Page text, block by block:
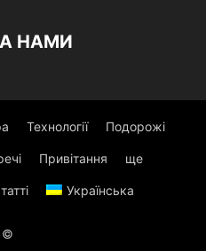
НАМИ
Технології Подорожі
Привітання ще
Українська
©